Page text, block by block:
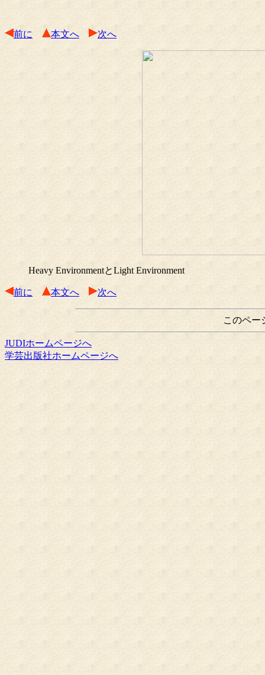
前に 本文へ 次へ
Heavy EnvironmentとLight Environment
前に 本文へ 次へ
このペー
JUDIホームページへ
学芸出版社ホームページへ